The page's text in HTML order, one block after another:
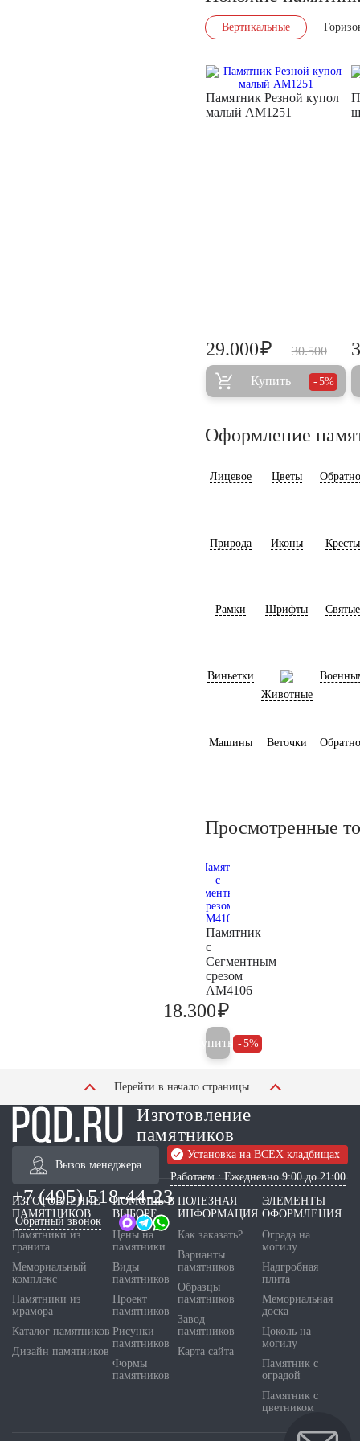
Вертикальные
Памятник Резной купол
малый AM1251
30.500
29.000₽
Купить 5%
Оформление
Лицевое Цветы
Природа Иконы Кресты
Рамки Шрифты Святые
Виньетки
Животные
Машины Веточки
Просмотренные
Памятник
с
Сегментным
срезом
AM4106
18.300₽
Купить 5%
Перейти в начало страницы
Изготовление
памятников
Вызов менеджера
Установка на ВСЕХ кладбищах
Работаем : Ежедневно 9:00 до 21:00
+7 (495) 518-44-23
Обратный звонок
ИЗГОТОВЛЕНИЕ
ПАМЯТНИКОВ
Памятники из
гранита
Мемориальный
комплекс
Памятники из
мрамора
Каталог памятников
Дизайн памятников
ПОМОЩЬ В
ВЫБОРЕ
Цены на
памятники
Виды
памятников
Проект
памятников
Рисунки
памятников
Формы
памятников
ПОЛЕЗНАЯ
ИНФОРМАЦИЯ
Как заказать?
Варианты
памятников
Образцы
памятников
Завод
памятников
Карта сайта
ЭЛЕМЕНТЫ
ОФОРМЛЕНИЯ
Ограда на
могилу
Надгробная
плита
Мемориальная
доска
Цоколь на
могилу
Памятник с
оградой
Памятник с
цветником